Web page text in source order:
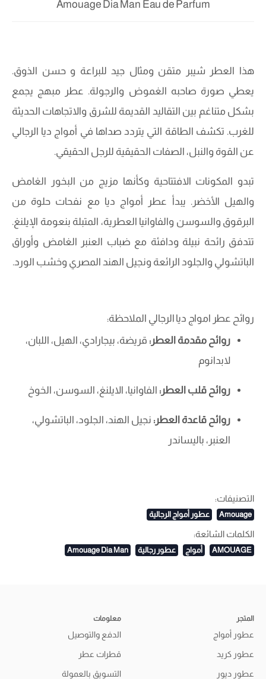
Amouage Dia Man Eau de Parfum
هذا العطر شيبر متقن ومثال جيد للبراعة و حسن الذوق.
يعطي صورة صاحبه الغموض والرجولة. عطر مبهج يجمع
بشكل متناغم بين التقاليد القديمة للشرق والاتجاهات الحديثة
للغرب. تكشف الطاقة التي يتردد صداها في أمواج ديا الرجالي
عن القوة والنبل، الصفات الحقيقية للرجل الحقيقي.
تبدو المكونات الافتتاحية وكأنها مزيج من البخور الغامض
والهيل الأخضر. يبدأ عطر أمواج ديا مع نفحات حلوة من
البرقوق والسوسن والفاوانيا العطرية، المتبلة بنعومة الإيلنغ.
تتدفق رائحة نبيلة ودافئة مع ضباب العنبر الغامض وأوراق
الباتشولي والجلود الرائعة ونجيل الهند المصري وخشب الورد.
روائح عطر امواج ديا الرجالي الملاحظة:
روائح مقدمة العطر: قريضة، بيجارادي، الهيل، اللبان،
لابدانوم
روائح قلب العطر: الفاوانيا، الايلنغ، السوسن، الخوخ
روائح قاعدة العطر: نجيل الهند، الجلود، الباتشولي،
العنبر، باليساندر
التصنيفات:
Amouage عطور أمواج الرجالية
الكلمات الشائعة:
AMOUAGE أمواج عطور رجالية Amouage Dia Man
المتجر
عطور أمواج
عطور كريد
عطور ديور
معلومات
الدفع والتوصيل
قطرات عطر
التسويق بالعمولة